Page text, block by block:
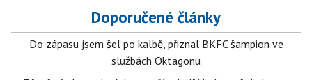
Doporučené články
Do zápasu jsem šel po kalbě, přiznal BKFC šampion ve
službách Oktagonu